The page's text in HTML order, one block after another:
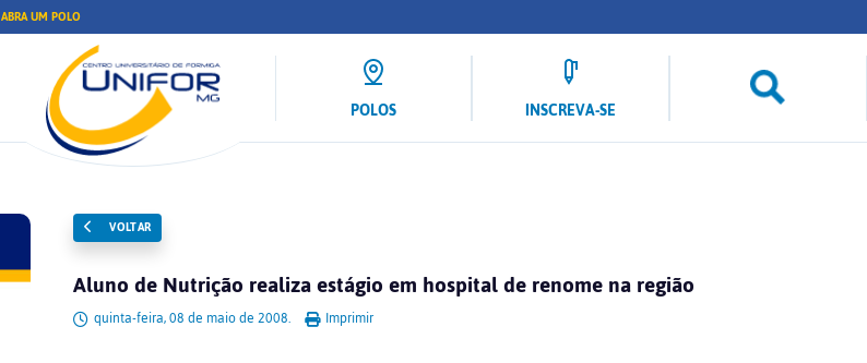
ABRA UM POLO
POLOS INSCREVA-SE
VOLTAR
Aluno de Nutrição realiza estágio em hospital de renome na região
quinta-feira, 08 de maio de 2008. Imprimir